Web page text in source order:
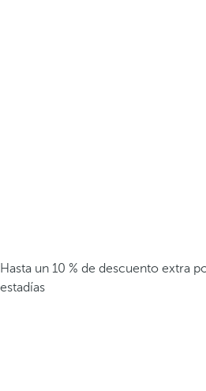
Hasta un 10 % de descuento extra
estadías